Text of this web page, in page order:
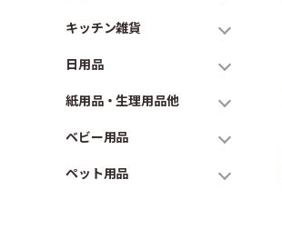
キッチン雑貨
日用品
紙用品・生理用品他
ベビー用品
ペット用品